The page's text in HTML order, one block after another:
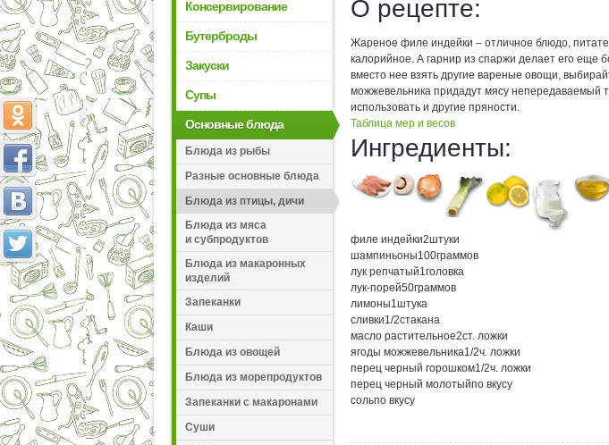
Консервирование
Бутерброды
Закуски
Супы
Основные блюда
Блюда из рыбы
Разные основные блюда
Блюда из птицы, дичи
Блюда из мяса
и субпродуктов
Блюда из макаронных
изделий
Запеканки
Каши
Блюда из овощей
Блюда из морепродуктов
Запеканки с макаронами
Суши
О рецепте:
Жареное филе индейки – отличное блюдо,
калорийное. А гарнир из спаржи делает его еще
вместо нее взять другие вареные овощи,
можжевельника придадут мясу непередаваемый
использовать и другие пряности.
Таблица мер и весов
Ингредиенты:
филе индейки2штуки
шампиньоны100граммов
лук репчатый1головка
лук-порей50граммов
лимоны1штука
сливки1/2стакана
масло растительное2ст. ложки
ягоды можжевельника1/2ч. ложки
перец черный горошком1/2ч. ложки
перец черный молотыйпо вкусу
сольпо вкусу